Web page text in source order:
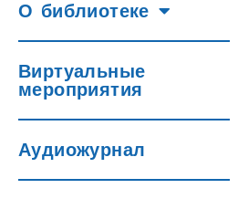
О библиотеке
Виртуальные
мероприятия
Аудиожурнал